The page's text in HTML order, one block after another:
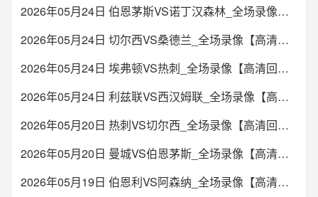
2026年05月24日 伯恩茅斯VS诺丁汉森林_全场录像【高清回放】
2026年05月24日 切尔西VS桑德兰_全场录像【高清回放】
2026年05月24日 埃弗顿VS热刺_全场录像【高清回放】
2026年05月24日 利兹联VS西汉姆联_全场录像【高清回放】
2026年05月20日 热刺VS切尔西_全场录像【高清回放】
2026年05月20日 曼城VS伯恩茅斯_全场录像【高清回放】
2026年05月19日 伯恩利VS阿森纳_全场录像【高清回放】